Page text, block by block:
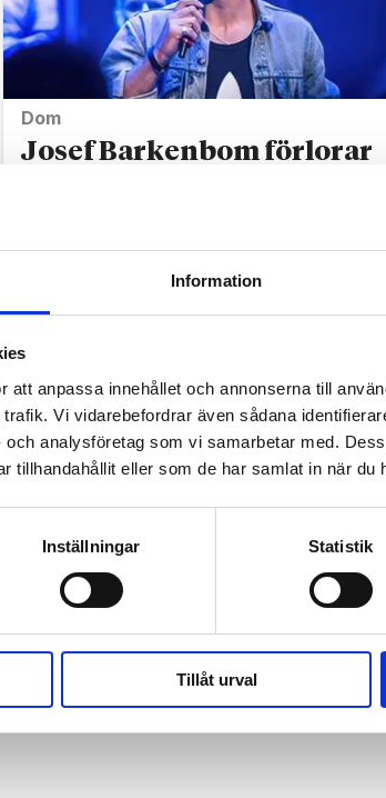
Information
att anpassa innehållet och annonserna till
Vi vidarebefordrar även sådana
analysföretag som vi samarbetar med.
tillhandahållit eller som de har samlat in när du
Inställningar Statistik
Tillåt urval
Dom
Josef Barkenbom förlorar
Nyheter
”Jättetråkigt”